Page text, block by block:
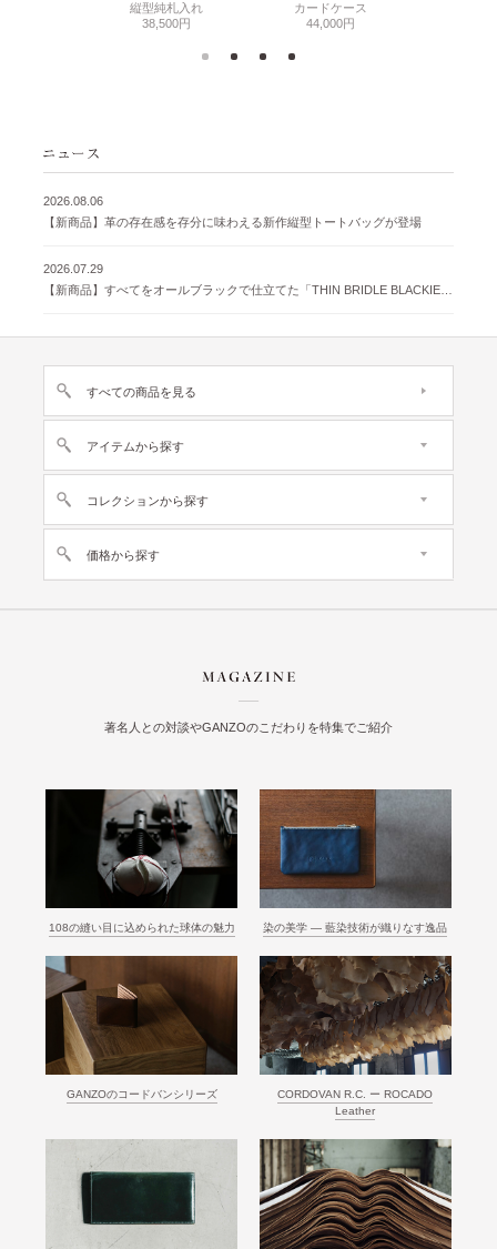
縦型純札入れ
38,500円
カードケース
44,000円
2026.08.06
【新商品】革の存在感を存分に味わえる新作縦型トートバッグが登場
2026.07.29
すべての商品を見る
アイテムから探す
コレクションから探す
価格から探す
著名人との対談やGANZOのこだわりを特集でご紹介
108の縫い目に込められた球体の魅力 染の美学 ― 藍染技術が織りなす逸品
GANZOのコードバンシリーズ
CORDOVAN R.C. ー ROCADO
Leather